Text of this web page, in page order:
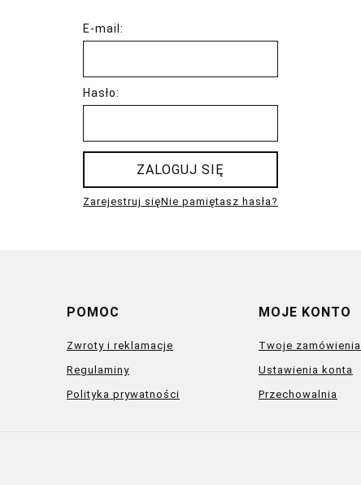
E-mail:
Hasło:
ZALOGUJ SIĘ
Nie pamiętasz hasła?
Zarejestruj się
POMOC
Zwroty i reklamacje
Regulaminy
Polityka prywatności
MOJE KONTO
Twoje zamówienia
Ustawienia konta
Przechowalnia